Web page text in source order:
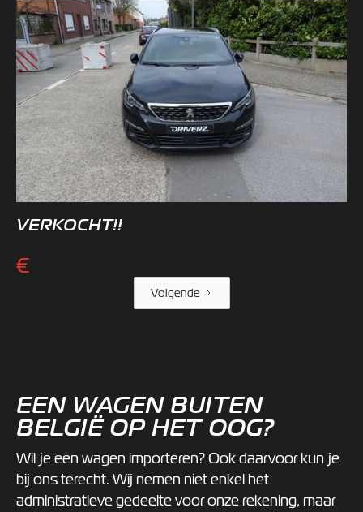
VERKOCHT!!
€
Volgende
EEN WAGEN BUITEN
BELGIË OP HET OOG?
Wil je een wagen importeren? Ook daarvoor kun je
bij ons terecht. Wij nemen niet enkel het
administratieve gedeelte voor onze rekening, maar